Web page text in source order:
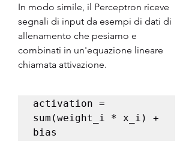
In modo simile, il Perceptron riceve
segnali di input da esempi di dati di
allenamento che pesiamo e
combinati in un'equazione lineare
chiamata attivazione.
activation =
sum(weight_i * x_i) +